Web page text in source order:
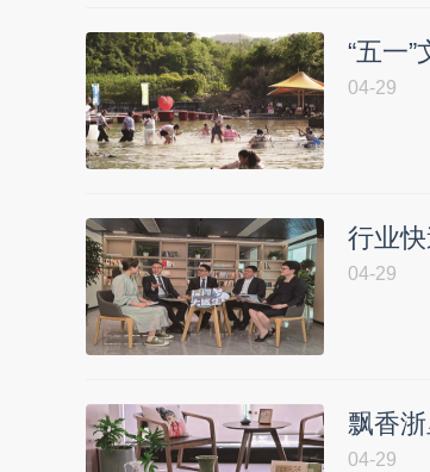
“五一
04-29
行业
04-29
飘香
04-29